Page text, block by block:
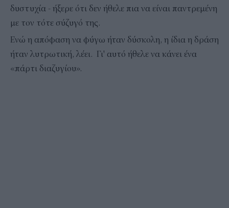
δυστυχία - ήξερε ότι δεν ήθελε πια να είναι παντρεμένη
με τον τότε σύζυγό της.
Ενώ η απόφαση να φύγω ήταν δύσκολη, η ίδια η δράση
ήταν λυτρωτική, λέει. Γι' αυτό ήθελε να κάνει ένα
«πάρτι διαζυγίου».